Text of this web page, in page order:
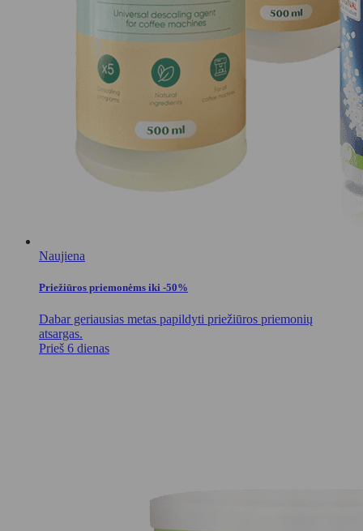
Naujiena
Priežiūros priemonėms iki -50%
Dabar geriausias metas papildyti priežiūros priemonių
atsargas.
Prieš 6 dienas